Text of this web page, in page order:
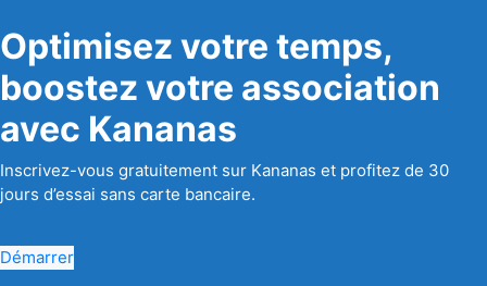
Optimisez votre temps,
boostez votre association
avec Kananas
Inscrivez-vous gratuitement sur Kananas et profitez de 30
jours d’essai sans carte bancaire.
Démarrer